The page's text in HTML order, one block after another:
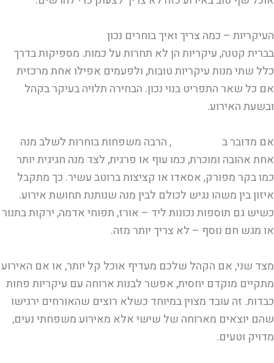
העיקריות – כמה צריך ואיך בוחרים נכון
בברית קטנה, עיקריות הן לא תחרות על כמות. מספיקות בדרך
כלל שתי מנות עיקריות טובות, ולפעמים אפילו אחת מרכזית
אם כל שאר התפריט בנוי נכון. הבחירה תלויה בעיקר בקהל
ובשעת האירוע.
אם מדובר ב
, הרבה משפחות בוחרות לשלב מנה
אחת אהובה ומוכרת, כמו עוף או פרגית, לצד מנה חגיגית יותר
כמו בקר מפורק, אסאדו או קציצות ברוטב עשיר. כך מתקבל
איזון בין משהו נגיש לכולם לבין מנה שנותנת תחושת אירוע.
כשיש גם תוספות נכונות ליד – אורז, תפוחי אדמה, ירקות בתנור
או מגש חם נוסף – לא צריך יותר מזה.
מצד שני, אם הקהל שלכם מעדיף אוכל קל יותר, או אם האירוע
מתקיים מוקדם יחסית, אפשר לבנות ארוחה עם עיקריות פחות
כבדות. זה עובד מצוין במיוחד כשלא רוצים שהאורחים ירגישו
שהם יוצאים מארוחה של שישי אלא מאירוע משפחתי נעים,
מדויק וטעים.